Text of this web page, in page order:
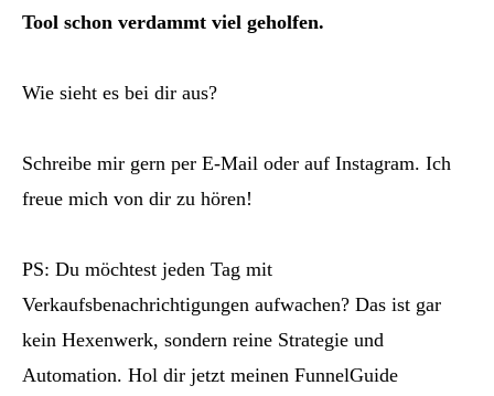
Tool schon verdammt viel geholfen.
Wie sieht es bei dir aus?
Schreibe mir gern per E-Mail oder auf Instagram. Ich
freue mich von dir zu hören!
PS: Du möchtest jeden Tag mit
Verkaufsbenachrichtigungen aufwachen? Das ist gar
kein Hexenwerk, sondern reine Strategie und
Automation. Hol dir jetzt meinen FunnelGuide